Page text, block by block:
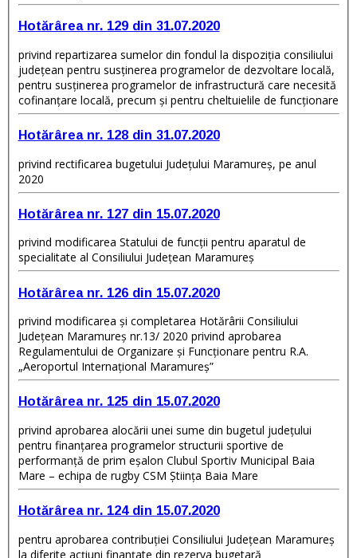
Hotărârea nr. 129 din 31.07.2020
privind repartizarea sumelor din fondul la dispoziţia consiliului
judeţean pentru susţinerea programelor de dezvoltare locală,
pentru susţinerea programelor de infrastructură care necesită
cofinanţare locală, precum şi pentru cheltuielile de funcţionare
Hotărârea nr. 128 din 31.07.2020
privind rectificarea bugetului Judeţului Maramureş, pe anul
2020
Hotărârea nr. 127 din 15.07.2020
privind modificarea Statului de funcţii pentru aparatul de
specialitate al Consiliului Judeţean Maramureş
Hotărârea nr. 126 din 15.07.2020
privind modificarea şi completarea Hotărârii Consiliului
Judeţean Maramureş nr.13/ 2020 privind aprobarea
Regulamentului de Organizare şi Funcţionare pentru R.A.
„Aeroportul Internaţional Maramureş”
Hotărârea nr. 125 din 15.07.2020
privind aprobarea alocării unei sume din bugetul judeţului
pentru finanţarea programelor structurii sportive de
performanță de prim eşalon Clubul Sportiv Municipal Baia
Mare – echipa de rugby CSM Ştiinţa Baia Mare
Hotărârea nr. 124 din 15.07.2020
pentru aprobarea contribuţiei Consiliului Judeţean Maramureş
la diferite acţiuni finanţate din rezerva bugetară